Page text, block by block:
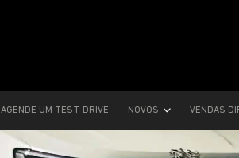
AGENDE UM TEST-DRIVE NOVOS VENDAS